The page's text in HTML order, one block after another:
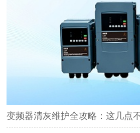
变频器清灰维护全攻略：这几点不注意，省